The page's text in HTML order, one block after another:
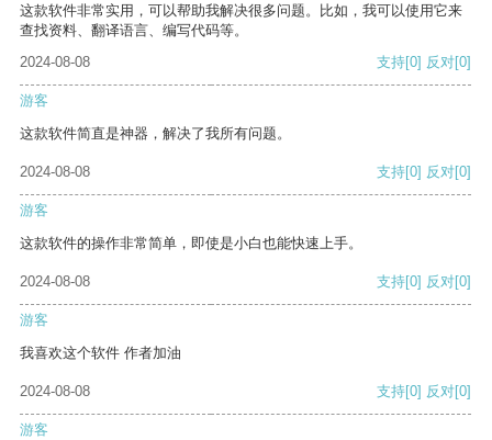
这款软件非常实用，可以帮助我解决很多问题。比如，我可以使用它来
查找资料、翻译语言、编写代码等。
2024-08-08
支持[0] 反对[0]
游客
这款软件简直是神器，解决了我所有问题。
2024-08-08 支持[0] 反对[0]
游客
这款软件的操作非常简单，即使是小白也能快速上手。
2024-08-08 支持[0] 反对[0]
游客
我喜欢这个软件 作者加油
2024-08-08 支持[0] 反对[0]
游客